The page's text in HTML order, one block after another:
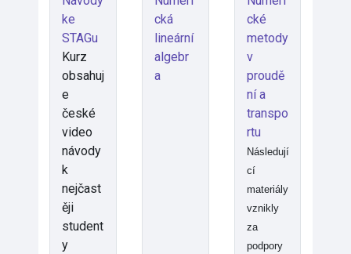
ke
STAGu
Kurz
obsahuj
e
české
video
návody
k
nejčast
ěji
student
y
cká
lineární
algebr
a
cké
metody
v
proudě
ní a
transpo
rtu
Následují
cí
materiály
vznikly
za
podpory